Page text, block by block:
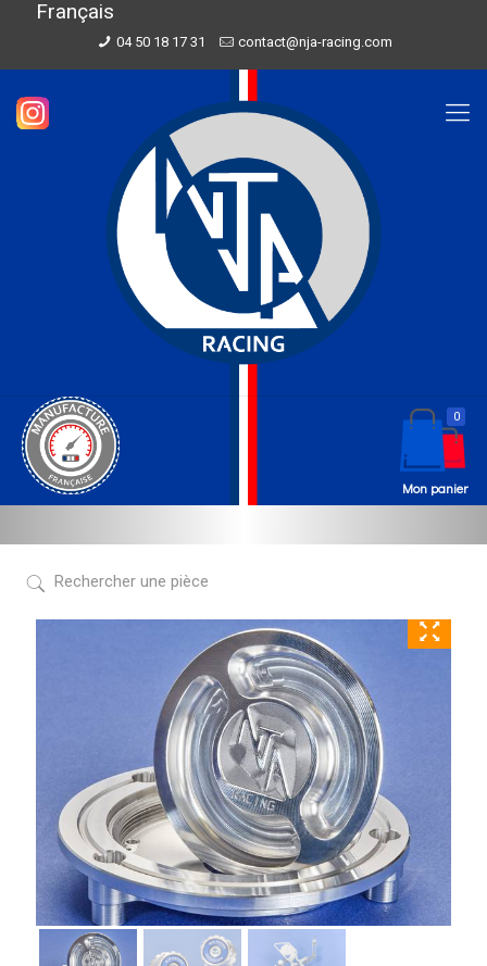
Français
04 50 18 17 31 contact@nja-racing.com
0